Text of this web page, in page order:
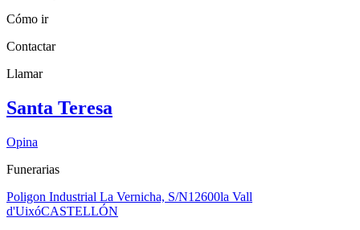
Cómo ir
Contactar
Llamar
Santa Teresa
Opina
Funerarias
Poligon Industrial La Vernicha, S/N12600la Vall
d'UixóCASTELLÓN